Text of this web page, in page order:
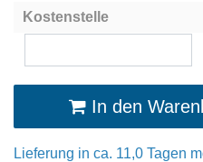
Kostenstelle
In den
Lieferung in ca. 11,0 Tagen